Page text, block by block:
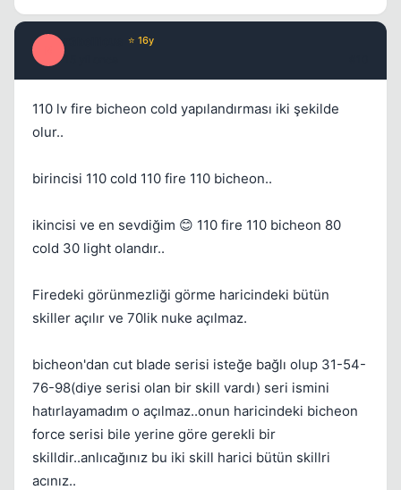
⭐ 16y
110 lv fire bicheon cold yapılandırması iki şekilde
olur..
birincisi 110 cold 110 fire 110 bicheon..
ikincisi ve en sevdiğim 😊 110 fire 110 bicheon 80
cold 30 light olandır..
Firedeki görünmezliği görme haricindeki bütün
skiller açılır ve 70lik nuke açılmaz.
bicheon'dan cut blade serisi isteğe bağlı olup 31-54-
76-98(diye serisi olan bir skill vardı) seri ismini
hatırlayamadım o açılmaz..onun haricindeki bicheon
force serisi bile yerine göre gerekli bir
skilldir..anlıcağınız bu iki skill harici bütün skillri
acınız..